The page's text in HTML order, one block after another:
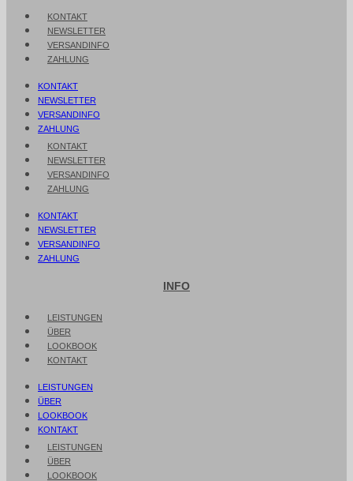
KONTAKT
NEWSLETTER
VERSANDINFO
ZAHLUNG
KONTAKT
NEWSLETTER
VERSANDINFO
ZAHLUNG
KONTAKT
NEWSLETTER
VERSANDINFO
ZAHLUNG
KONTAKT
NEWSLETTER
VERSANDINFO
ZAHLUNG
INFO
LEISTUNGEN
ÜBER
LOOKBOOK
KONTAKT
LEISTUNGEN
ÜBER
LOOKBOOK
KONTAKT
LEISTUNGEN
ÜBER
LOOKBOOK